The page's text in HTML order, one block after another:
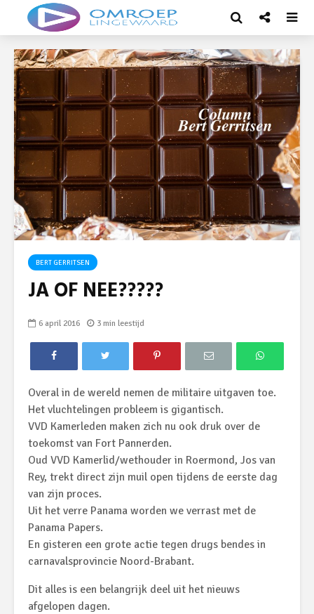
BERT GERRITSEN
JA OF NEE?????
6 april 2016 3 min leestijd
Overal in de wereld nemen de militaire uitgaven toe.
Het vluchtelingen probleem is gigantisch.
VVD Kamerleden maken zich nu ook druk over de
toekomst van Fort Pannerden.
Oud VVD Kamerlid/wethouder in Roermond, Jos van
Rey, trekt direct zijn muil open tijdens de eerste dag
van zijn proces.
Uit het verre Panama worden we verrast met de
Panama Papers.
En gisteren een grote actie tegen drugs bendes in
carnavalsprovincie Noord-Brabant.
Dit alles is een belangrijk deel uit het nieuws
afgelopen dagen.